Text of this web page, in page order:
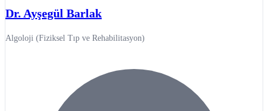
Dr. Ayşegül Barlak
Algoloji (Fiziksel Tıp ve Rehabilitasyon)